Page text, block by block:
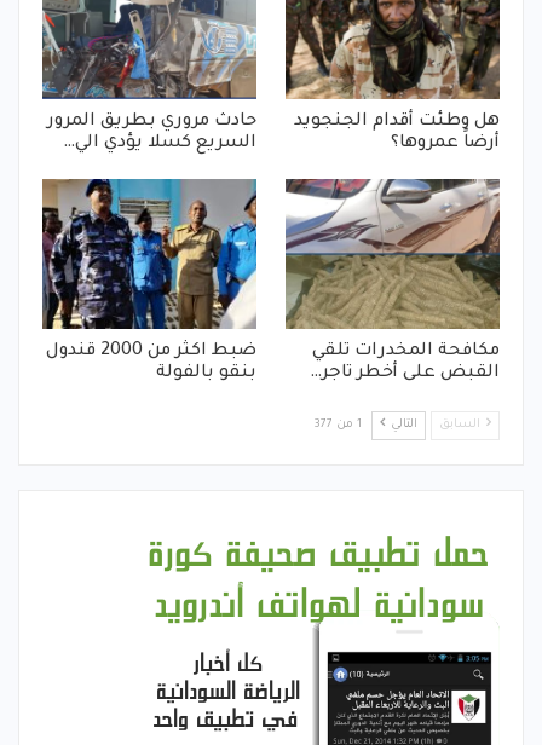
هل وطئت أقدام الجنجويد
أرضاً عمروها؟
حادث مروري بطريق المرور
السريع كسلا يؤدي الي…
مكافحة المخدرات تلقي
القبض على أخطر تاجر…
ضبط اكثر من 2000 قندول
بنقو بالفولة
السابق التالي 1 من 377